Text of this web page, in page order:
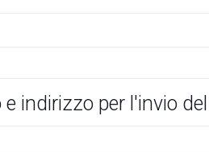
indirizzo per l'invio